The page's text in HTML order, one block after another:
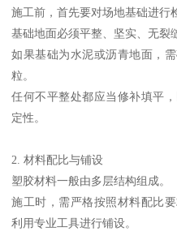
施工前，首先要对场地基础进行
基础地面必须平整、坚实、无裂
如果基础为水泥或沥青地面，
粒。
任何不平整处都应当修补填平
定性。
2. 材料配比与铺设
塑胶材料一般由多层结构组成。
施工时，需严格按照材料配比
利用专业工具进行铺设。